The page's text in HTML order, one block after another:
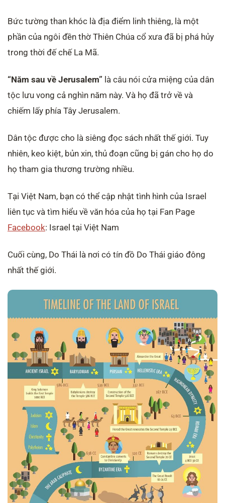
Bức tường than khóc là địa điểm linh thiêng, là một
phần của ngôi đền thờ Thiên Chúa cổ xưa đã bị phá hủy
trong thời đế chế La Mã.
“Năm sau về Jerusalem” là câu nói cửa miệng của dân
tộc lưu vong cả nghìn năm này. Và họ đã trở về và
chiếm lấy phía Tây Jerusalem.
Dân tộc được cho là siêng đọc sách nhất thế giới. Tuy
nhiên, keo kiệt, bủn xin, thủ đoạn cũng bị gán cho họ do
họ tham gia thương trường nhiều.
Tại Việt Nam, bạn có thể cập nhật tình hình của Israel
liên tục và tìm hiểu về văn hóa của họ tại Fan Page
Facebook: Israel tại Việt Nam
Cuối cùng, Do Thái là nơi có tín đồ Do Thái giáo đông
nhất thế giới.